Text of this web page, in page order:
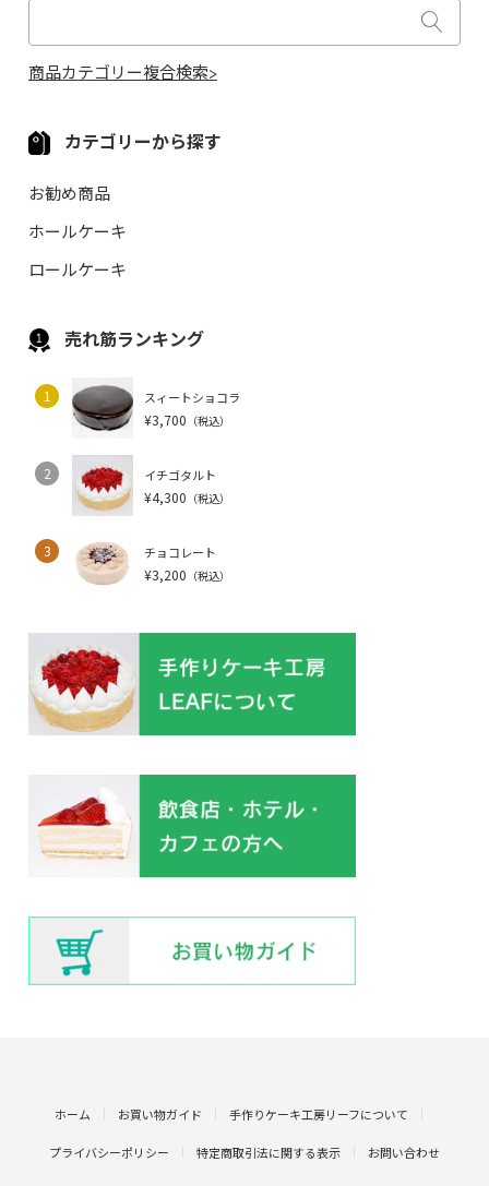
商品カテゴリー複合検索>
カテゴリーから探す
お勧め商品
ホールケーキ
ロールケーキ
売れ筋ランキング
1 スィートショコラ
¥3,700 （税込）
2 イチゴタルト
¥4,300 （税込）
3 チョコレート
¥3,200 （税込）
ホーム お買い物ガイド 手作りケーキ工房リーフについて
プライバシーポリシー 特定商取引法に関する表示 お問い合わせ